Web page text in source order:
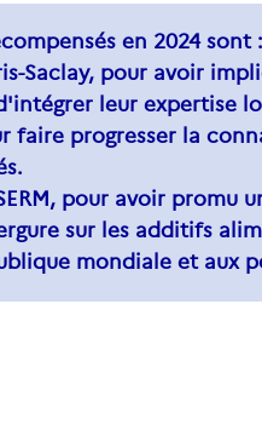
en 2024 sont :
Saclay, pour avoir
leur expertise
faire progresser la
pour avoir promu
sur les additifs
mondiale et aux